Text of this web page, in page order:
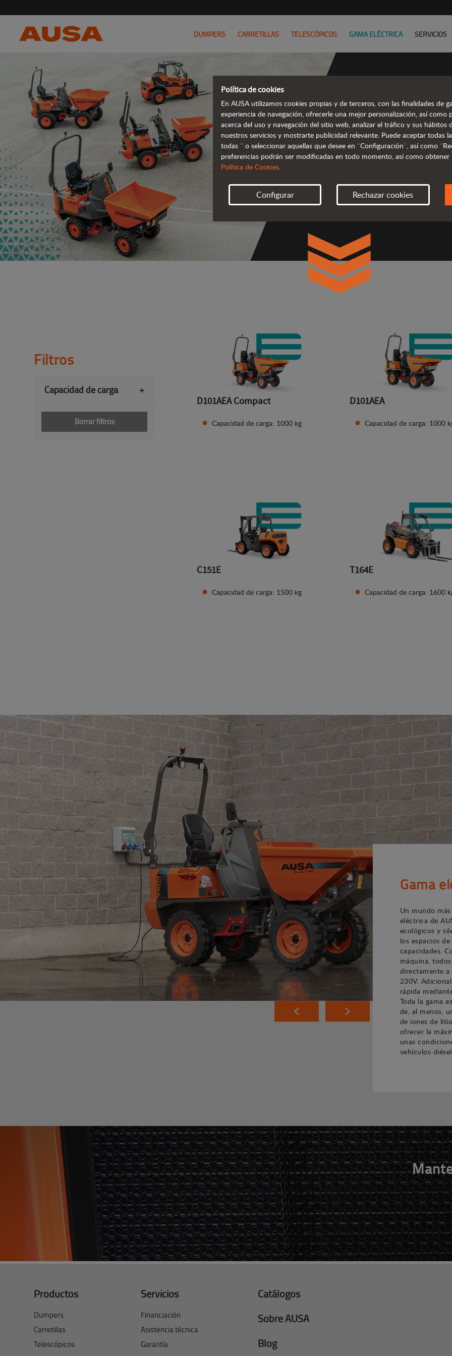
DUMPERS CARRETILLAS TELESCÓPICOS GAMA ELÉCTRICA SERVICIOS
Filtros
Capacidad de carga +
Borrar filtros
D101AEA Compact
Capacidad de carga: 1000 kg
D101AEA
Capacidad de carga: 1000
C151E
Capacidad de carga: 1500 kg
T164E
Capacidad de carga: 1600
Gama
Un mundo
eléctrica de
ecológicos y
los espacios
capacidades.
máquina,
directamente
230V.
rápida
Toda la gama
de, al menos,
de iones de
ofrecer la
unas
vehículos
Productos
Dumpers
Carretillas
Telescópicos
Servicios
Financiación
Asistencia técnica
Garantía
Catálogos
Sobre AUSA
Blog
Política de cookies
En AUSA utilizamos cookies propias y de terceros, con las finalidades de
experiencia de navegación, ofrecerle una mejor personalización, así como
acerca del uso y navegación del sitio web, analizar el tráfico y sus hábitos
nuestros servicios y mostrarte publicidad relevante. Puede aceptar todas
todas ¨ o seleccionar aquellas que desee en ¨Configuración¨, así como
preferencias podrán ser modificadas en todo momento, así como
Política de Cookies.
Configurar Rechazar cookies